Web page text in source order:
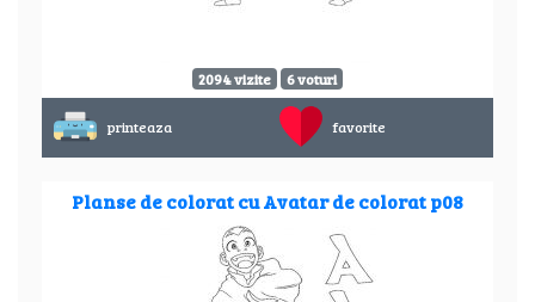
2094 vizite 6 voturi
printeaza favorite
Planse de colorat cu Avatar de colorat p08